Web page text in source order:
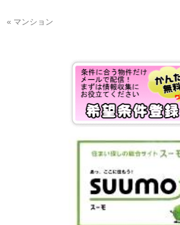
« マンション